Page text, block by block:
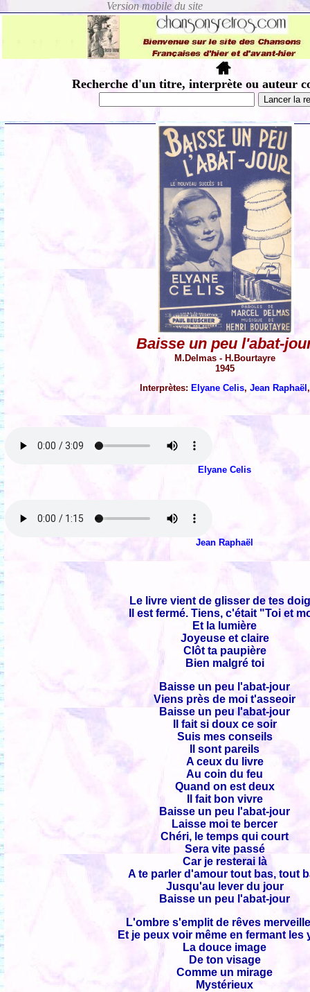
Recherche d'un titre, interprète ou auteur
Baisse un peu l'abat-
M.Delmas - H.Bourtayre
1945
Interprètes: Elyane Celis, Jean Raphaël ,
Elyane Celis
Jean Raphaël
Le livre vient de glisser de tes
Il est fermé. Tiens, c'était "Toi et
Et la lumière
Joyeuse et claire
Clôt ta paupière
Bien malgré toi
Baisse un peu l'abat-jour
Viens près de moi t'asseoir
Baisse un peu l'abat-jour
Il fait si doux ce soir
Suis mes conseils
Il sont pareils
A ceux du livre
Au coin du feu
Quand on est deux
Il fait bon vivre
Baisse un peu l'abat-jour
Laisse moi te bercer
Chéri, le temps qui court
Sera vite passé
Car je resterai là
A te parler d'amour tout bas, tout
Jusqu'au lever du jour
Baisse un peu l'abat-jour
L'ombre s'emplit de rêves
Et je peux voir même en fermant les
La douce image
De ton visage
Comme un mirage
Mystérieux